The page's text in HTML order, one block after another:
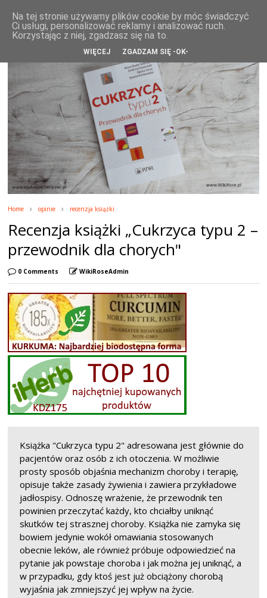
WikiRose blog
Home opinie recenzja książki
Recenzja książki „Cukrzyca typu 2 –
przewodnik dla chorych"
0 Comments WikiRoseAdmin
Książka "Cukrzyca typu 2" adresowana jest głównie do
pacjentów oraz osób z ich otoczenia. W możliwie
prosty sposób objaśnia mechanizm choroby i terapię,
opisuje także zasady żywienia i zawiera przykładowe
jadłospisy. Odnoszę wrażenie, że przewodnik ten
powinien przeczytać każdy, kto chciałby uniknąć
skutków tej strasznej choroby. Książka nie zamyka się
bowiem jedynie wokół omawiania stosowanych
obecnie leków, ale również próbuje odpowiedzieć na
pytanie jak powstaje choroba i jak można jej uniknąć, a
w przypadku, gdy ktoś jest już obciążony chorobą
wyjaśnia jak zmniejszyć jej wpływ na życie.
Na tej stronie używamy plików cookie by móc świadczyć
Ci usługi, personalizować reklamy i analizować ruch.
Korzystając z niej, zgadzasz się na to.
WIĘCEJ ZGADZAM SIĘ -OK-